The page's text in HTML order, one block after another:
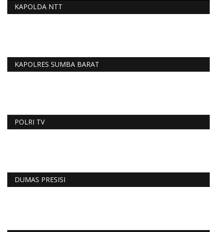
KAPOLDA NTT
KAPOLRES SUMBA BARAT
POLRI TV
DUMAS PRESISI